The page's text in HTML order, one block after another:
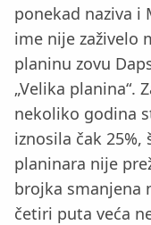
ponekad naziva i
ime nije zaživelo
planinu zovu
„Velika planina“.
nekoliko godina
iznosila čak
planinara nije
brojka smanjena
četiri puta veća